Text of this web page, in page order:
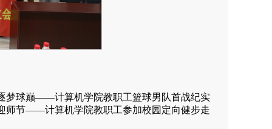
梦球巅——计算机学院教职工篮球男队首战纪实
师节——计算机学院教职工参加校园定向健步走